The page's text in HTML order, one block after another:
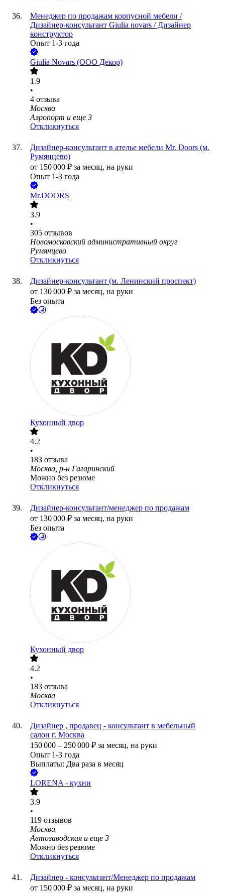
Менеджер по продажам корпусной мебели /
Дизайнер-консультант Giulia novars / Дизайнер
конструктор
Опыт 1-3 года
Giulia Novars (ООО Декор)
1.9
•
4 отзыва
Москва
Аэропорт и еще 3
Откликнуться
Дизайнер-консультант в ателье мебели Mr. Doors (м.
Румянцево)
от 150 000 ₽ за месяц, на руки
Опыт 1-3 года
Mr.DOORS
3.9
•
305 отзывов
Новомосковский административный округ
Румянцево
Откликнуться
Дизайнер-консультант (м. Ленинский проспект)
от 130 000 ₽ за месяц, на руки
Без опыта
Кухонный двор
4.2
•
183 отзыва
Москва, р-н Гагаринский
Можно без резюме
Откликнуться
Дизайнер-консультант/менеджер по продажам
от 130 000 ₽ за месяц, на руки
Без опыта
Кухонный двор
4.2
•
183 отзыва
Москва
Откликнуться
Дизайнер , продавец - консультант в мебельный
салон г. Москва
150 000 – 250 000 ₽ за месяц, на руки
Опыт 1-3 года
Выплаты: Два раза в месяц
LORENA - кухни
3.9
•
119 отзывов
Москва
Автозаводская и еще 3
Можно без резюме
Откликнуться
Дизайнер - консультант/Менеджер по продажам
от 150 000 ₽ за месяц, на руки